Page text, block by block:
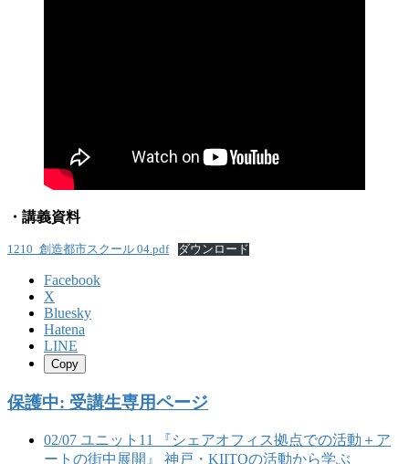
・講義資料
1210_創造都市スクール 04.pdf ダウンロード
Facebook
X
Bluesky
Hatena
LINE
Copy
保護中: 受講生専用ページ
02/07 ユニット11 『シェアオフィス拠点での活動＋ア
ートの街中展開』 神戸・KIITOの活動から学ぶ